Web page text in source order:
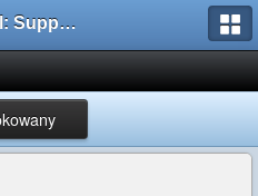
AMXX.pl: Support AMX Mod X i SourceMod